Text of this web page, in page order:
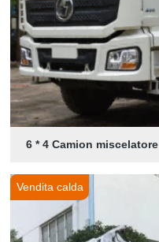
6 * 4 Camion miscelatore
Vendita calda